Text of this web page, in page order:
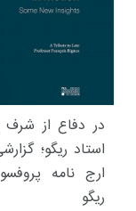
در دفاع از
استاد ریگو؛
ارج نامه
ریگو